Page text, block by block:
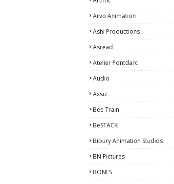
Arvo Animation
Ashi Productions
Asread
Atelier Pontdarc
Audio
Axsiz
Bee Train
BeSTACK
Bibury Animation Studios
BN Pictures
BONES